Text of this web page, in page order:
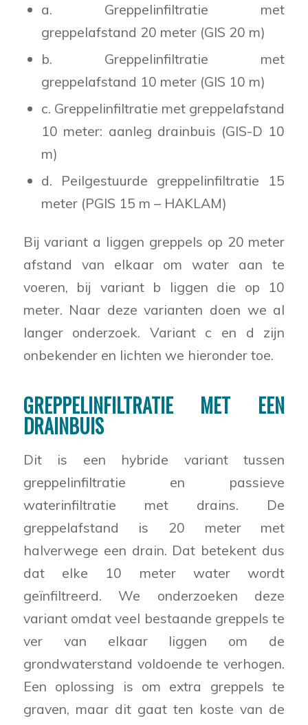
a. Greppelinfiltratie met
greppelafstand 20 meter (GIS 20 m)
b. Greppelinfiltratie met
greppelafstand 10 meter (GIS 10 m)
c. Greppelinfiltratie met greppelafstand
10 meter: aanleg drainbuis (GIS-D 10
m)
d. Peilgestuurde greppelinfiltratie 15
meter (PGIS 15 m – HAKLAM)
Bij variant a liggen greppels op 20 meter
afstand van elkaar om water aan te
voeren, bij variant b liggen die op 10
meter. Naar deze varianten doen we al
langer onderzoek. Variant c en d zijn
onbekender en lichten we hieronder toe.
GREPPELINFILTRATIE MET EEN
DRAINBUIS
Dit is een hybride variant tussen
greppelinfiltratie en passieve
waterinfiltratie met drains. De
greppelafstand is 20 meter met
halverwege een drain. Dat betekent dus
dat elke 10 meter water wordt
geïnfiltreerd. We onderzoeken deze
variant omdat veel bestaande greppels te
ver van elkaar liggen om de
grondwaterstand voldoende te verhogen.
Een oplossing is om extra greppels te
graven, maar dit gaat ten koste van de